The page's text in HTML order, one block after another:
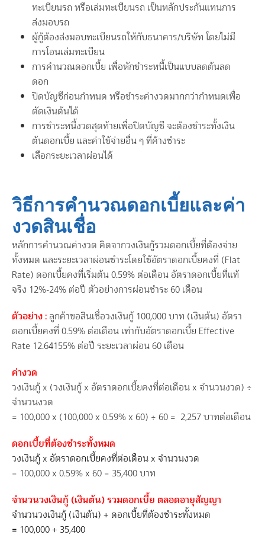
ทะเบียนรถ หรือเล่มทะเบียนรถ เป็นหลักประกันแทนการ
ส่งมอบรถ
ผู้กู้ต้องส่งมอบทะเบียนรถให้กับธนาคาร/บริษัท โดยไม่มี
การโอนเล่มทะเบียน
การคำนวณดอกเบี้ย เพื่อหักชำระหนี้เป็นแบบลดต้นลด
ดอก
ปิดบัญชีก่อนกำหนด หรือชำระค่างวดมากกว่ากำหนดเพื่อ
ตัดเงินต้นได้
การชำระหนี้งวดสุดท้ายเพื่อปิดบัญชี จะต้องชำระทั้งเงิน
ต้นดอกเบี้ย และค่าใช้จ่ายอื่น ๆ ที่ค้างชำระ
เลือกระยะเวลาผ่อนได้
วิธีการคำนวณดอกเบี้ยและค่า
งวดสินเชื่อ
หลักการคำนวณค่างวด คิดจากวงเงินกู้รวมดอกเบี้ยที่ต้องจ่าย
ทั้งหมด และระยะเวลาผ่อนชำระโดยใช้อัตราดอกเบี้ยคงที่ (Flat
Rate) ดอกเบี้ยคงที่เริ่มต้น 0.59% ต่อเดือน อัตราดอกเบี้ยที่แท้
จริง 12%-24% ต่อปี ตัวอย่างการผ่อนชำระ 60 เดือน
ตัวอย่าง : ลูกค้าขอสินเชื่อวงเงินกู้ 100,000 บาท (เงินต้น) อัตรา
ดอกเบี้ยคงที่ 0.59% ต่อเดือน เท่ากับอัตราดอกเบี้ย Effective
Rate 12.64155% ต่อปี ระยะเวลาผ่อน 60 เดือน
ค่างวด
วงเงินกู้ x (วงเงินกู้ x อัตราดอกเบี้ยคงที่ต่อเดือน x จำนวนงวด) ÷
จำนวนงวด
= 100,000 x (100,000 x 0.59% x 60) ÷ 60 = 2,257 บาทต่อเดือน
ดอกเบี้ยที่ต้องชำระทั้งหมด
วงเงินกู้ x อัตราดอกเบี้ยคงที่ต่อเดือน x จำนวนงวด
= 100,000 x 0.59% x 60 = 35,400 บาท
จำนวนวงเงินกู้ (เงินต้น) รวมดอกเบี้ย ตลอดอายุสัญญา
จำนวนวงเงินกู้ (เงินต้น) + ดอกเบี้ยที่ต้องชำระทั้งหมด
= 100,000 + 35,400